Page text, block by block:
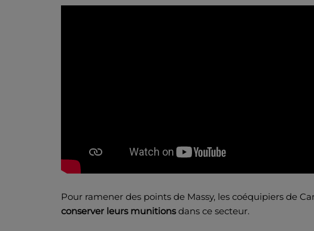
Pour ramener des points de Massy, les coéquipiers de
conserver leurs munitionsdans ce secteur.